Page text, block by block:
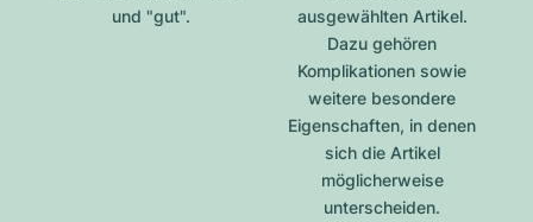
und "gut".
ausgewählten Artikel.
Dazu gehören
Komplikationen sowie
weitere besondere
Eigenschaften, in denen
sich die Artikel
möglicherweise
unterscheiden.